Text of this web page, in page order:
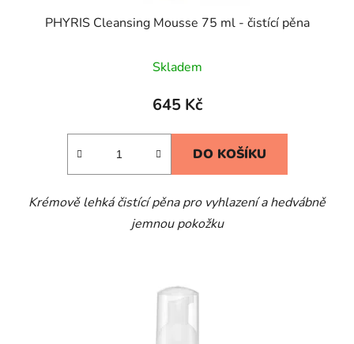
PHYRIS Cleansing Mousse 75 ml - čistící pěna
Skladem
645 Kč
DO KOŠÍKU
Krémově lehká čistící pěna pro vyhlazení a hedvábně
jemnou pokožku